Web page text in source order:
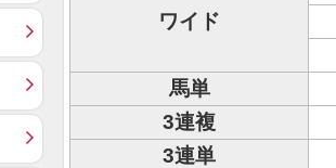
ワイド
馬単
3連複
3連単